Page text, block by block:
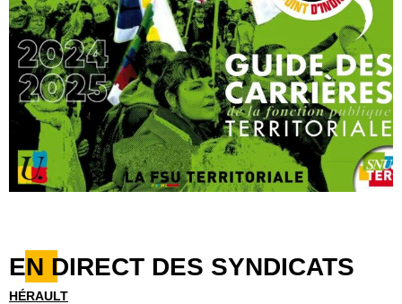
EN DIRECT DES SYNDICATS
HÉRAULT